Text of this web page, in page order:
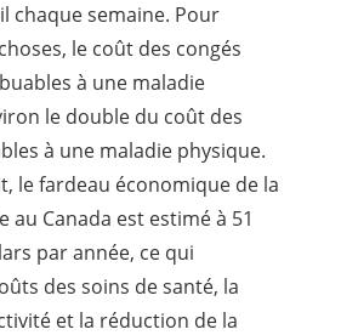
chaque semaine. Pour
le coût des congés
à une maladie
le double du coût des
à une maladie physique.
le fardeau économique de la
au Canada est estimé à 51
par année, ce qui
des soins de santé, la
et la réduction de la